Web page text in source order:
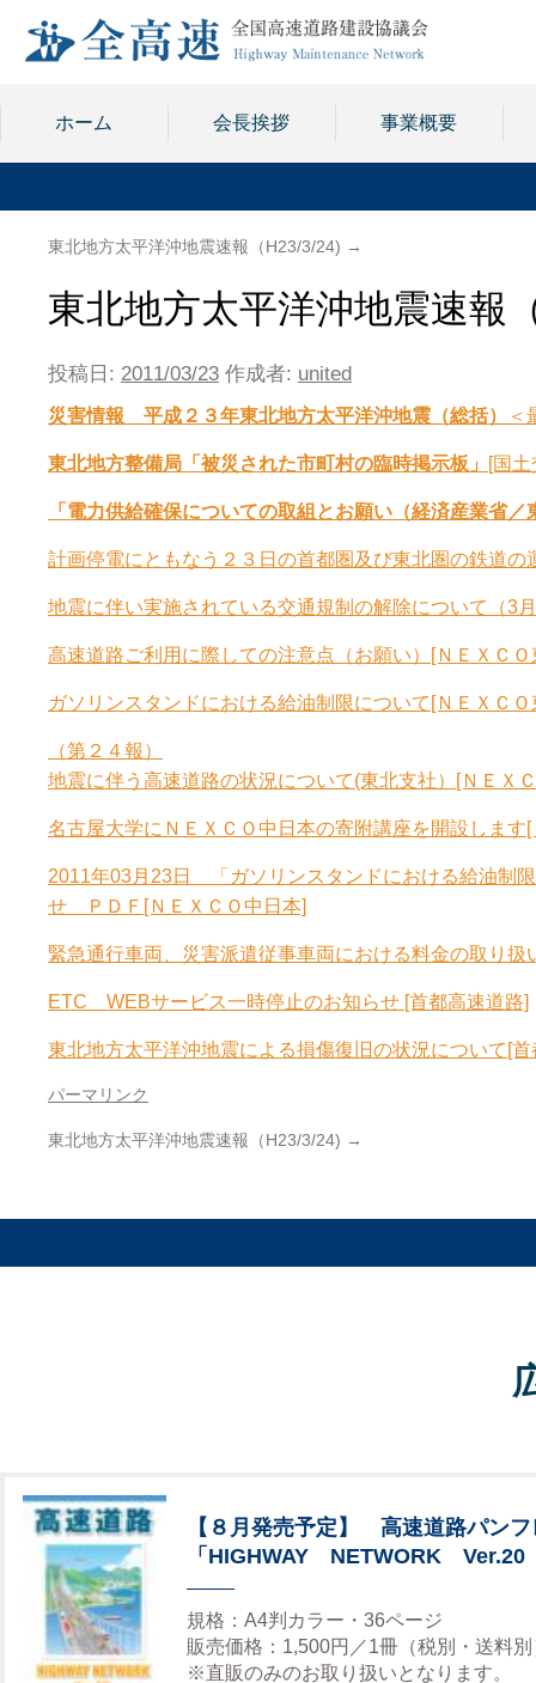
ホーム 会長挨拶 事業概要
東北地方太平洋沖地震速報（H23/3/24) →
東北地方太平洋沖地震速報
投稿日: 2011/03/23 作成者: united
災害情報 平成２３年東北地方太平洋沖地震（総括） ＜
東北地方整備局「被災された市町村の臨時掲示板」 [国
「電力供給確保についての取組とお願い（経済産業省
計画停電にともなう２３日の首都圏及び東北圏の鉄道の
地震に伴い実施されている交通規制の解除について（
高速道路ご利用に際しての注意点（お願い）[ＮＥＸＣＯ
ガソリンスタンドにおける給油制限について[ＮＥＸＣＯ
（第２４報）
地震に伴う高速道路の状況について(東北支社）[ＮＥＸ
名古屋大学にＮＥＸＣＯ中日本の寄附講座を開設します
2011年03月23日 「ガソリンスタンドにおける給油制
せ ＰＤＦ[ＮＥＸＣＯ中日本]
緊急通行車両、災害派遣従事車両における料金の取り扱
ETC WEBサービス一時停止のお知らせ [首都高速道路]
東北地方太平洋沖地震による損傷復旧の状況について[
パーマリンク
東北地方太平洋沖地震速報（H23/3/24) →
【８月発売予定】 高速道路パンフ
「HIGHWAY NETWORK Ver.20
規格：A4判カラー・36ページ
販売価格：1,500円／1冊（税別・送料別
※直販のみのお取り扱いとなります。